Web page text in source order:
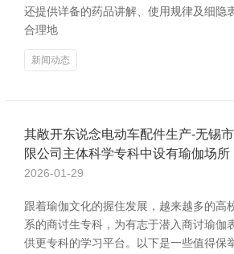
还提供详备的药品讲解、使用规律及细隐
合理地
新闻动态
其敞开东说念电动车配件生产-无锡
限公司主体科学专科中设有瑜伽场所
2026-01-29
跟着瑜伽文化的握住发展，越来越多的高
系的商讨生专科，为有志于潜入商讨瑜伽
供更专科的学习平台。以下是一些值得保